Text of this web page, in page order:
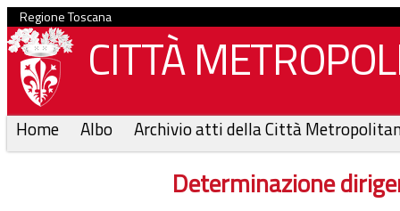
Regione Toscana
CITTÀ
Home Albo Archivio atti della Città
Determinazione